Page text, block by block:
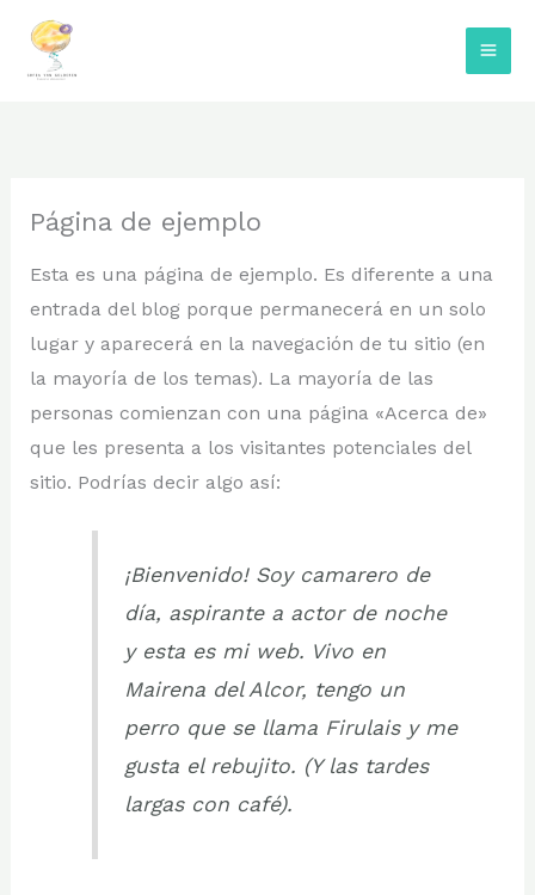
contenido
Página de ejemplo
Esta es una página de ejemplo. Es diferente a una
entrada del blog porque permanecerá en un solo
lugar y aparecerá en la navegación de tu sitio (en
la mayoría de los temas). La mayoría de las
personas comienzan con una página «Acerca de»
que les presenta a los visitantes potenciales del
sitio. Podrías decir algo así:
¡Bienvenido! Soy camarero de
día, aspirante a actor de noche
y esta es mi web. Vivo en
Mairena del Alcor, tengo un
perro que se llama Firulais y me
gusta el rebujito. (Y las tardes
largas con café).